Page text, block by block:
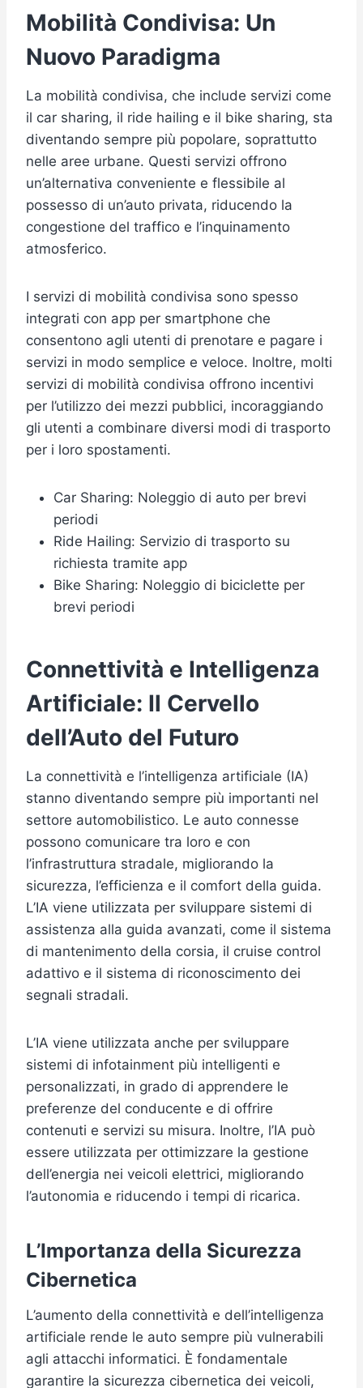
Mobilità Condivisa: Un
Nuovo Paradigma
La mobilità condivisa, che include servizi come
il car sharing, il ride hailing e il bike sharing, sta
diventando sempre più popolare, soprattutto
nelle aree urbane. Questi servizi offrono
un’alternativa conveniente e flessibile al
possesso di un’auto privata, riducendo la
congestione del traffico e l’inquinamento
atmosferico.
I servizi di mobilità condivisa sono spesso
integrati con app per smartphone che
consentono agli utenti di prenotare e pagare i
servizi in modo semplice e veloce. Inoltre, molti
servizi di mobilità condivisa offrono incentivi
per l’utilizzo dei mezzi pubblici, incoraggiando
gli utenti a combinare diversi modi di trasporto
per i loro spostamenti.
Car Sharing: Noleggio di auto per brevi
periodi
Ride Hailing: Servizio di trasporto su
richiesta tramite app
Bike Sharing: Noleggio di biciclette per
brevi periodi
Connettività e Intelligenza
Artificiale: Il Cervello
dell’Auto del Futuro
La connettività e l’intelligenza artificiale (IA)
stanno diventando sempre più importanti nel
settore automobilistico. Le auto connesse
possono comunicare tra loro e con
l’infrastruttura stradale, migliorando la
sicurezza, l’efficienza e il comfort della guida.
L’IA viene utilizzata per sviluppare sistemi di
assistenza alla guida avanzati, come il sistema
di mantenimento della corsia, il cruise control
adattivo e il sistema di riconoscimento dei
segnali stradali.
L’IA viene utilizzata anche per sviluppare
sistemi di infotainment più intelligenti e
personalizzati, in grado di apprendere le
preferenze del conducente e di offrire
contenuti e servizi su misura. Inoltre, l’IA può
essere utilizzata per ottimizzare la gestione
dell’energia nei veicoli elettrici, migliorando
l’autonomia e riducendo i tempi di ricarica.
L’Importanza della Sicurezza
Cibernetica
L’aumento della connettività e dell’intelligenza
artificiale rende le auto sempre più vulnerabili
agli attacchi informatici. È fondamentale
garantire la sicurezza cibernetica dei veicoli,